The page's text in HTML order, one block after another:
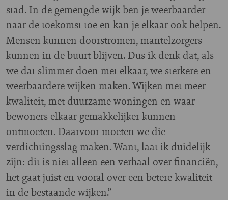
stad. In de gemengde wijk ben je weerbaarder
naar de toekomst toe en kan je elkaar ook helpen.
Mensen kunnen doorstromen, mantelzorgers
kunnen in de buurt blijven. Dus ik denk dat, als
we dat slimmer doen met elkaar, we sterkere en
weerbaardere wijken maken. Wijken met meer
kwaliteit, met duurzame woningen en waar
bewoners elkaar gemakkelijker kunnen
ontmoeten. Daarvoor moeten we die
verdichtingsslag maken. Want, laat ik duidelijk
zijn: dit is niet alleen een verhaal over financiën,
het gaat juist en vooral over een betere kwaliteit
in de bestaande wijken.”